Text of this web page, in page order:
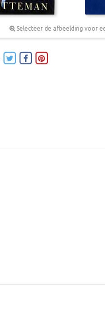
Selecteer de afbeelding voor